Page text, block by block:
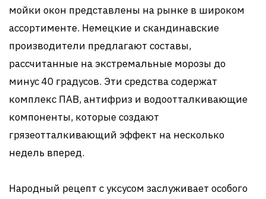
мойки окон представлены на рынке в широком
ассортименте. Немецкие и скандинавские
производители предлагают составы,
рассчитанные на экстремальные морозы до
минус 40 градусов. Эти средства содержат
комплекс ПАВ, антифриз и водоотталкивающие
компоненты, которые создают
грязеотталкивающий эффект на несколько
недель вперед.
Народный рецепт с уксусом заслуживает особого